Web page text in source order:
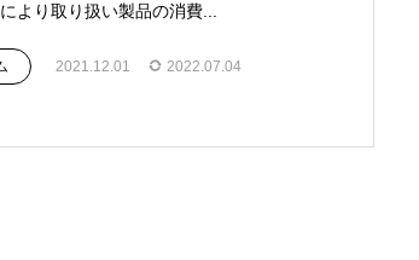
より取り扱い製品の消費...
2021.12.01 2022.07.04